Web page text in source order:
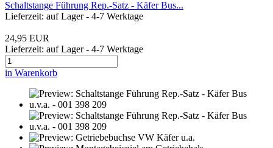
Schaltstange Führung Rep.-Satz - Käfer Bus...
Lieferzeit: auf Lager - 4-7 Werktage
24,95 EUR
Lieferzeit: auf Lager - 4-7 Werktage
in Warenkorb